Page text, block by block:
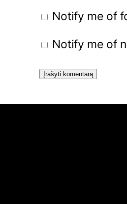
Notify me of
Notify me of